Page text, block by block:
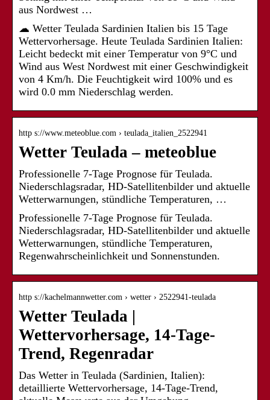
aus Nordwest …
☁ Wetter Teulada Sardinien Italien bis 15 Tage
Wettervorhersage. Heute Teulada Sardinien Italien:
Leicht bedeckt mit einer Temperatur von 9°C und
Wind aus West Nordwest mit einer Geschwindigkeit
von 4 Km/h. Die Feuchtigkeit wird 100% und es
wird 0.0 mm Niederschlag werden.
http s://www.meteoblue.com › teulada_italien_2522941
Wetter Teulada – meteoblue
Professionelle 7-Tage Prognose für Teulada.
Niederschlagsradar, HD-Satellitenbilder und aktuelle
Wetterwarnungen, stündliche Temperaturen, …
Professionelle 7-Tage Prognose für Teulada.
Niederschlagsradar, HD-Satellitenbilder und aktuelle
Wetterwarnungen, stündliche Temperaturen,
Regenwahrscheinlichkeit und Sonnenstunden.
http s://kachelmannwetter.com › wetter › 2522941-teulada
Wetter Teulada |
Wettervorhersage, 14-Tage-
Trend, Regenradar
Das Wetter in Teulada (Sardinien, Italien):
detaillierte Wettervorhersage, 14-Tage-Trend,